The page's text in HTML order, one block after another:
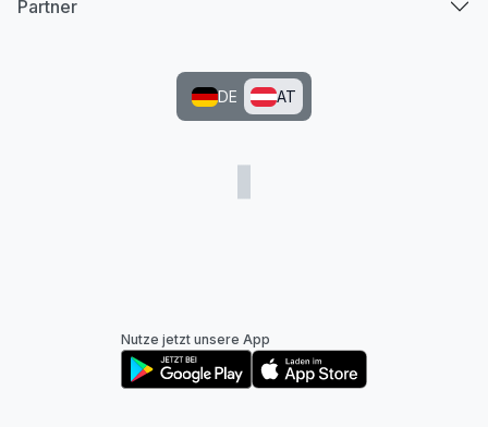
Partner
DE AT
Nutze jetzt unsere App